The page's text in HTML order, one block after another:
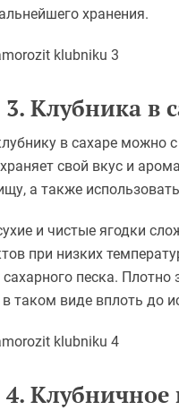
хранения.
Клубника в
в сахаре можно
свой вкус и
а также
и чистые ягодки
при низких
сахарного песка.
таком виде вплоть до
Клубничное